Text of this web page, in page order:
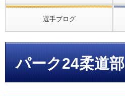
選手ブログ
パーク24柔道部